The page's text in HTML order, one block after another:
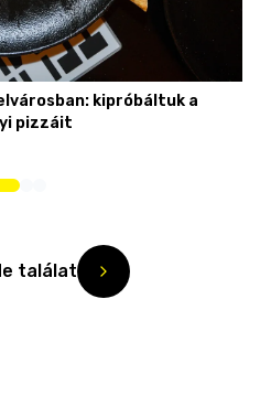
kipróbáltuk a
pizzáit
találat